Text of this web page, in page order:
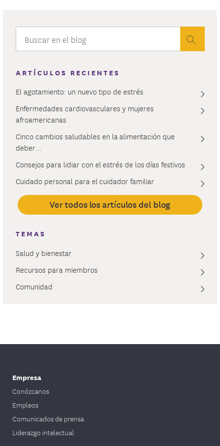
ARTÍCULOS RECIENTES
El agotamiento: un nuevo tipo de estrés
Enfermedades cardiovasculares y mujeres
afroamericanas
Cinco cambios saludables en la alimentación que
deber...
Consejos para lidiar con el estrés de los días festivos
Cuidado personal para el cuidador familiar
Ver todos los artículos del blog
TEMAS
Salud y bienestar
Recursos para miembros
Comunidad
Empresa
Conózcanos
Empleos
Comunicados de prensa
Liderazgo intelectual